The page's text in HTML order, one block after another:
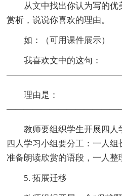
从文中找出你认为写的优
赏析，说说你喜欢的理由。
如：（可用课件展示）
我喜欢文中的这句：
理由是：
教师要组织学生开展四人
四人学习小组要分工：一人组
准备朗读欣赏的语段，一人整
5. 拓展迁移